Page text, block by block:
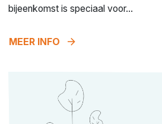
bijeenkomst is speciaal voor...
MEER INFO arrow_forward